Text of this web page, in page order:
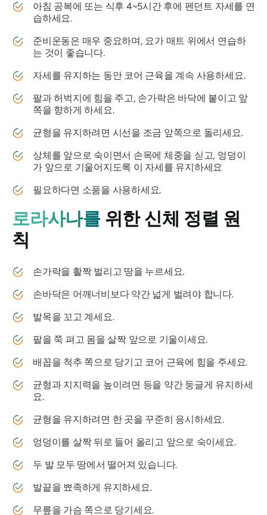
아침 공복에 또는 식후 4~5시간 후에 펜던트 자세를 연
습하세요.
준비운동은 매우 중요하며, 요가 매트 위에서 연습하
는 것이 좋습니다.
자세를 유지하는 동안 코어 근육을 계속 사용하세요.
팔과 허벅지에 힘을 주고, 손가락은 바닥에 붙이고 앞
쪽을 향하게 하세요.
균형을 유지하려면 시선을 조금 앞쪽으로 돌리세요.
상체를 앞으로 숙이면서 손목에 체중을 싣고, 엉덩이
가 앞으로 기울어지도록 이 자세를 유지하세요
필요하다면 소품을 사용하세요.
로라사나를 위한 신체 정렬 원
칙
손가락을 활짝 벌리고 땅을 누르세요.
손바닥은 어깨너비보다 약간 넓게 벌려야 합니다.
발목을 꼬고 계세요.
팔을 쭉 펴고 몸을 살짝 앞으로 기울이세요.
배꼽을 척추 쪽으로 당기고 코어 근육에 힘을 주세요.
균형과 지지력을 높이려면 등을 약간 둥글게 유지하세
요.
균형을 유지하려면 한 곳을 꾸준히 응시하세요.
엉덩이를 살짝 뒤로 들어 올리고 앞으로 숙이세요.
두 발 모두 땅에서 떨어져 있습니다.
발끝을 뾰족하게 유지하세요.
무릎을 가슴 쪽으로 당기세요.